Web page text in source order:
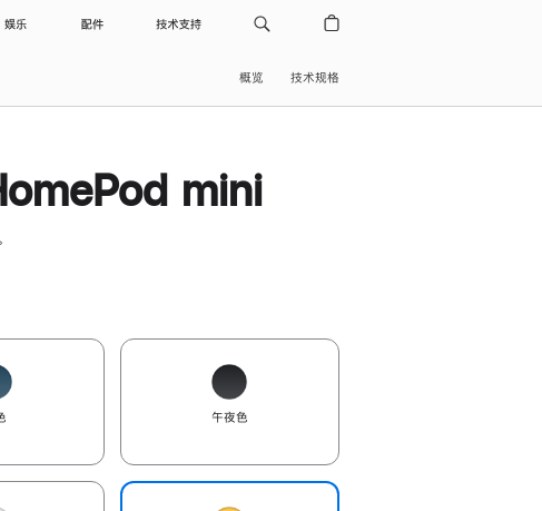
娱乐 配件 技术支持
概览 技术规格
mini
午夜色